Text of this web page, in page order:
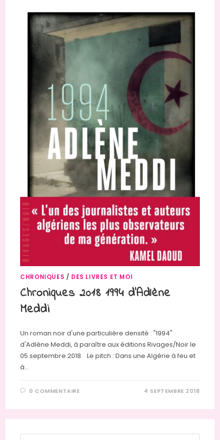
CHRONIQUES / DES LIVRES ET MOI
Chroniques 2018 1994 d’Adlène
Meddi
Un roman noir d'une particulière densité : "1994"
d'Adlène Meddi, à paraître aux éditions Rivages/Noir le
05 septembre 2018. Le pitch : Dans une Algérie à feu et
à…
0 COMMENTAIRE 4 SEPTEMBRE 2018